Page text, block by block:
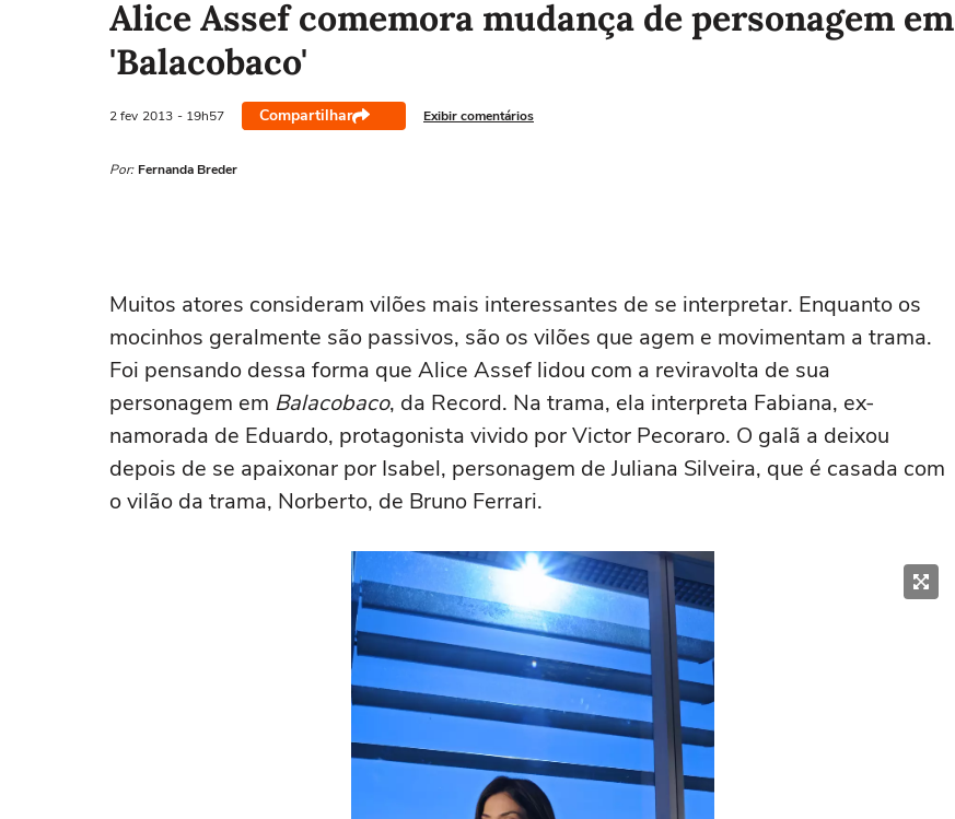
Alice Assef comemora mudança de personagem em
'Balacobaco'
2 fev 2013 - 19h57 Compartilhar Exibir comentários
Por: Fernanda Breder
Muitos atores consideram vilões mais interessantes de se interpretar. Enquanto os
mocinhos geralmente são passivos, são os vilões que agem e movimentam a trama.
Foi pensando dessa forma que Alice Assef lidou com a reviravolta de sua
personagem em Balacobaco, da Record. Na trama, ela interpreta Fabiana, ex-
namorada de Eduardo, protagonista vivido por Victor Pecoraro. O galã a deixou
depois de se apaixonar por Isabel, personagem de Juliana Silveira, que é casada com
o vilão da trama, Norberto, de Bruno Ferrari.